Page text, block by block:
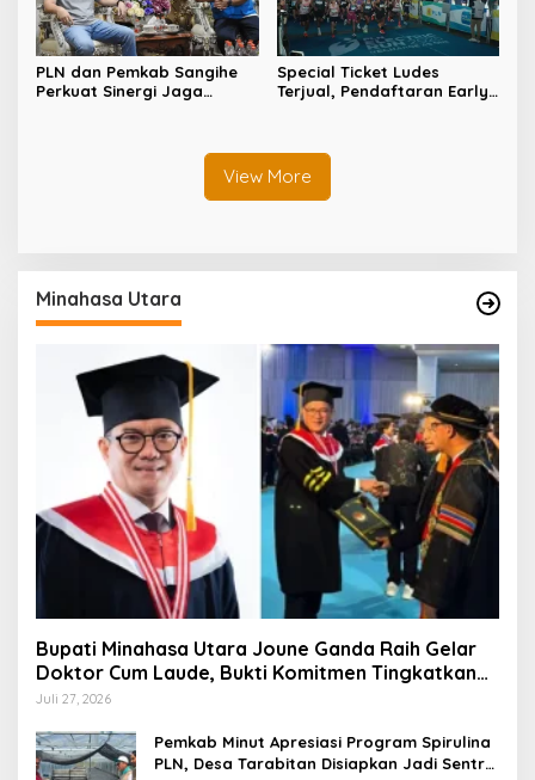
PLN dan Pemkab Sangihe
Perkuat Sinergi Jaga
Special Ticket Ludes
Terjual, Pendaftaran Early
View More
Minahasa Utara
Bupati Minahasa Utara Joune Ganda Raih Gelar
Doktor Cum Laude, Bukti Komitmen Tingkatkan
Kualitas Kepemimpinan
Juli 27, 2026
Pemkab Minut Apresiasi Program Spirulina
PLN, Desa Tarabitan Disiapkan Jadi Sentra